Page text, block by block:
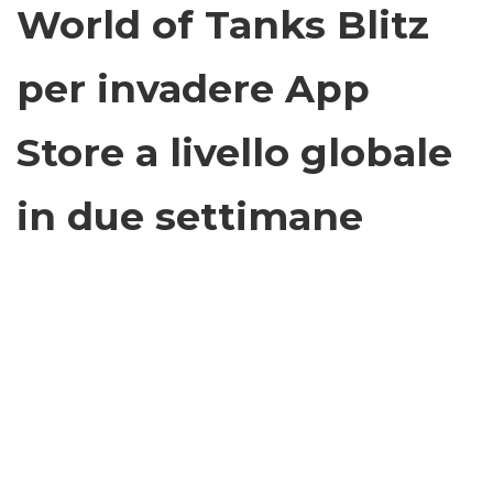
World of Tanks Blitz
per invadere App
Store a livello globale
in due settimane